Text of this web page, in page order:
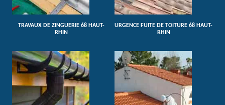
TRAVAUX DE ZINGUERIE 68 HAUT-
RHIN
URGENCE FUITE DE TOITURE 68 HAUT-
RHIN